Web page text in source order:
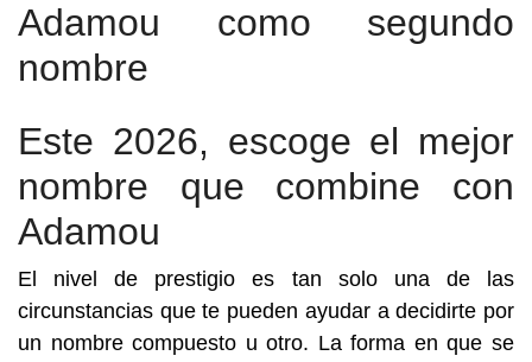
Adamou como segundo
nombre
Este 2026, escoge el mejor
nombre que combine con
Adamou
El nivel de prestigio es tan solo una de las
circunstancias que te pueden ayudar a decidirte por
un nombre compuesto u otro. La forma en que se